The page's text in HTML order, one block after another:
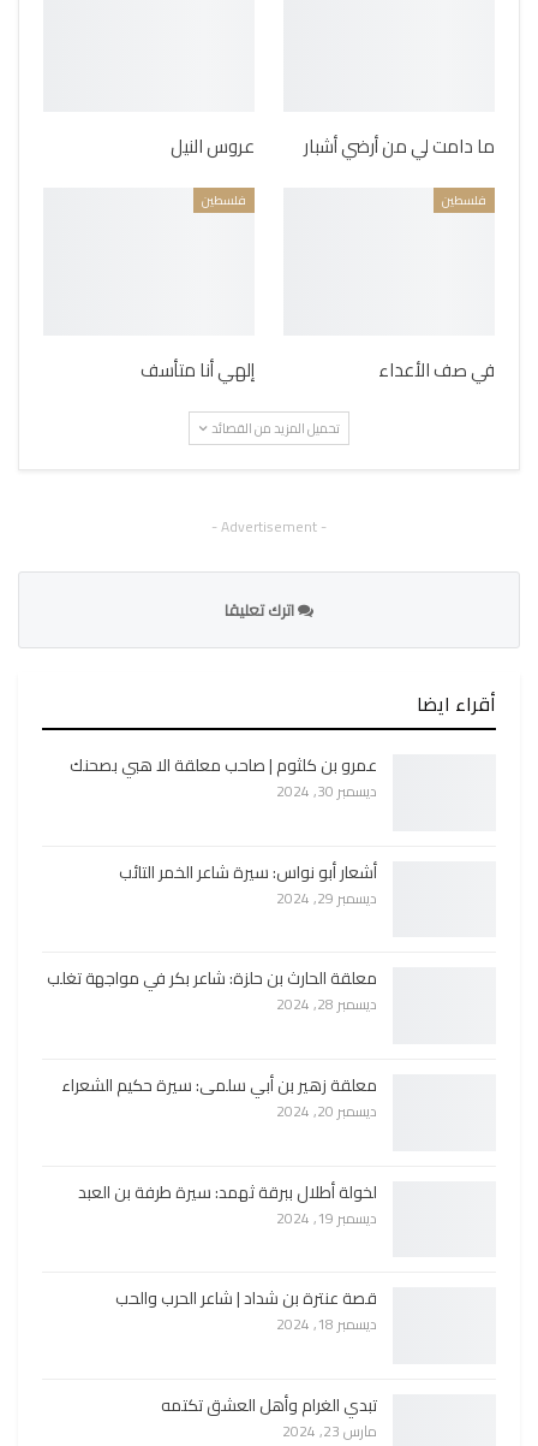
ما دامت لي من أرضي أشبار عروس النيل
فلسطين
في صف الأعداء
فلسطين
إلهي أنا متأسف
تحميل المزيد من القصائد
- Advertisement -
اترك تعليقا
أقراء ايضا
عمرو بن كلثوم | صاحب معلقة الا هبي بصحنك
ديسمبر 30, 2024
أشعار أبو نواس: سيرة شاعر الخمر التائب
ديسمبر 29, 2024
معلقة الحارث بن حلزة: شاعر بكر في مواجهة تغلب
ديسمبر 28, 2024
معلقة زهير بن أبي سلمى: سيرة حكيم الشعراء
ديسمبر 20, 2024
لخولة أطلال ببرقة ثهمد: سيرة طرفة بن العبد
ديسمبر 19, 2024
قصة عنترة بن شداد | شاعر الحرب والحب
ديسمبر 18, 2024
تبدي الغرام وأهل العشق تكتمه
مارس 23, 2024